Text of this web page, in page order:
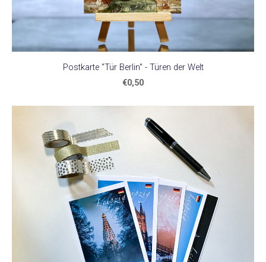
Postkarte "Tür Berlin" - Türen der Welt
€0,50